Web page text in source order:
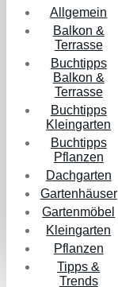
Allgemein
Balkon &
Terrasse
Buchtipps
Balkon &
Terrasse
Buchtipps
Kleingarten
Buchtipps
Pflanzen
Dachgarten
Gartenhäuser
Gartenmöbel
Kleingarten
Pflanzen
Tipps &
Trends